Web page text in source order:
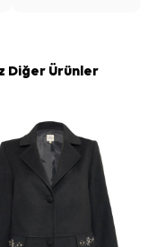
Diğer Ürünler